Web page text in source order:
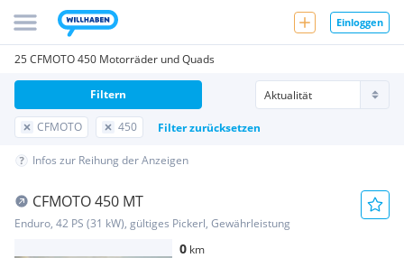
Einloggen
25 CFMOTO 450 Motorräder und Quads
CFMOTO 450 Filter zurücksetzen
Filtern
Infos zur Reihung der Anzeigen
CFMOTO 450 MT
Enduro, 42 PS (31 kW), gültiges Pickerl, Gewährleistung
0 km